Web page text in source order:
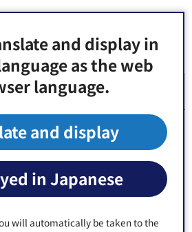
and display in
as the web
language.
and display
in Japanese
will automatically be taken to the
巳教室学習支援員のオープニン
づくり事業の実施について